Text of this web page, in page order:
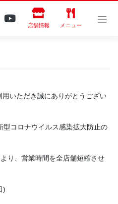
店舗情報 メニュー
いただき誠にありがとうござい
型コロナウイルス感染拡大防止の
り、営業時間を全店舗短縮させ
)